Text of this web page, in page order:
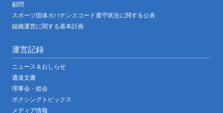
顧問
スポーツ団体ガバナンスコード遵守状況に関する公表
組織運営に関する基本計画
運営記録
ニュース＆おしらせ
通達文書
理事会・総会
ボクシングトピックス
メディア情報